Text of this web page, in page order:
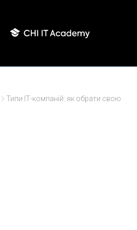
Типи ІТ-компаній: як обрати свою